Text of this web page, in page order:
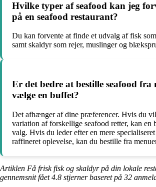
Hvilke typer af seafood kan jeg
på en seafood restaurant?
Du kan forvente at finde et udvalg af fisk
samt skaldyr som rejer, muslinger og
Er det bedre at bestille seafood fra
vælge en buffet?
Det afhænger af dine præferencer. Hvis du
variation af forskellige seafood retter, kan en
valg. Hvis du leder efter en mere
raffineret oplevelse, kan du bestille fra
Artiklen Få frisk fisk og skaldyr på din lokale
gennemsnit fået4.8 stjerner baseret på 32